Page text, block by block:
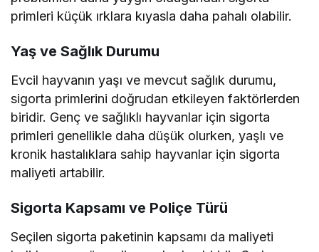
primleri küçük ırklara kıyasla daha pahalı olabilir.
Yaş ve Sağlık Durumu
Evcil hayvanın yaşı ve mevcut sağlık durumu,
sigorta primlerini doğrudan etkileyen faktörlerden
biridir. Genç ve sağlıklı hayvanlar için sigorta
primleri genellikle daha düşük olurken, yaşlı ve
kronik hastalıklara sahip hayvanlar için sigorta
maliyeti artabilir.
Sigorta Kapsamı ve Poliçe Türü
Seçilen sigorta paketinin kapsamı da maliyeti